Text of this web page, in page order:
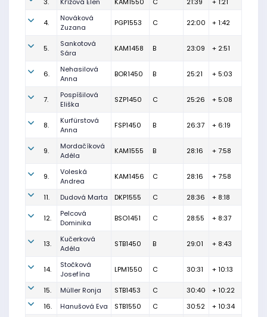
4.
Nováková
Zuzana
PGP1553 C 22:00 + 1:42
5.
Sankotová
Sára
KAM1458 B 23:09 + 2:51
6.
Nehasilová
Anna
BOR1450 B 25:21 + 5:03
7.
Pospíšilová
Eliška
SZP1450 C 25:26 + 5:08
8.
Kurfürstová
Anna
FSP1450 B 26:37 + 6:19
9.
Mordačíková
Adéla
KAM1555 B 28:16 + 7:58
9.
Voleská
Andrea
KAM1456 C 28:16 + 7:58
11. Dudová Marta DKP1555 C 28:36 + 8:18
12.
Pelcová
Dominika
BSO1451 C 28:55 + 8:37
13.
Kučerková
Adéla
STB1450 B 29:01 + 8:43
14.
Stočková
Josefína
LPM1550 C 30:31 + 10:13
15. Müller Ronja STB1453 C 30:40
+ 10:22
16.
Hanušová Eva STB1550 C 30:52 + 10:34